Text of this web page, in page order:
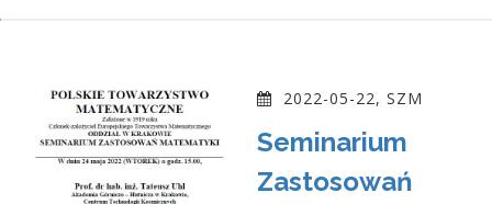
2022-05-22, SZM
Seminarium
Zastosowań